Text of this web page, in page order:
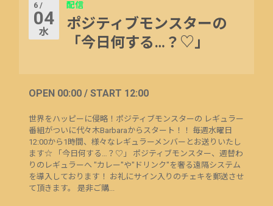
6 /
04
水
配信
ポジティブモンスターの
「今日何する…？♡」
OPEN 00:00 / START 12:00
世界をハッピーに侵略！ポジティブモンスターの レギュラー
番組がついに代々木Barbaraからスタート！！ 毎週水曜日
12:00から1時間、様々なレギュラーメンバーとお送りいたし
ます☆ 「今日何する…？♡」 ポジティブモンスター、週替わ
りのレギュラーへ "カレー"や"ドリンク"を奢る遠隔システム
を導入しております！ お礼にサイン入りのチェキを郵送させ
て頂きます。 是非ご購...